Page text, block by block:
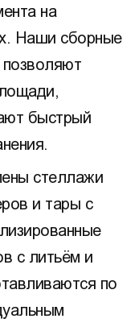
на
Наши сборные
позволяют
быстрый
стеллажи
и тары с
с литьём и
по